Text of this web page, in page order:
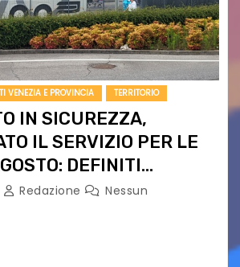
VENEZIA E PROVINCIA TERRITORIO
IN SICUREZZA,
IL SERVIZIO PER LE
DEFINITI
E ORARIO
Redazione
Nessun